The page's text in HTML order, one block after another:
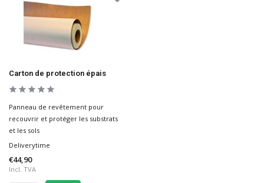
Carton de protection épais
Panneau de revêtement pour
recouvrir et protéger les substrats
et les sols
Deliverytime
€44,90
Incl. TVA